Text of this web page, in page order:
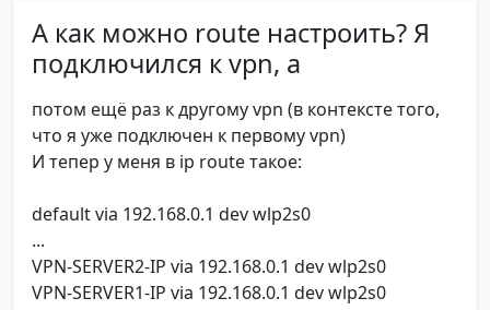
А как можно route настроить? Я
подключился к vpn, а
потом ещё раз к другому vpn (в контексте того,
что я уже подключен к первому vpn)
И тепер у меня в ip route такое:
default via 192.168.0.1 dev wlp2s0
...
VPN-SERVER2-IP via 192.168.0.1 dev wlp2s0
VPN-SERVER1-IP via 192.168.0.1 dev wlp2s0